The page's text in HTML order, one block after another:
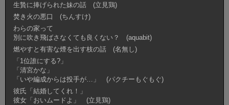
生贄に捧げられた妹の話 (立見鶏)
焚き火の悪口 (ちんすけ)
わらの家って
別に吹き飛ばさなくても良くない？ (aquabit)
燃やすと有害な煙を出す枝の話 (名無し)
「1位誰にする?」
「清宮かな」
「いや編成からは投手が…」 (パクチーもぐもぐ)
彼氏「結婚してくれ！」
彼女「おいムードよ」 (立見鶏)